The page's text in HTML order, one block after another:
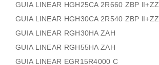
GUIA LINEAR HGH25CA 2R660 ZBP Ⅱ+ZZ
GUIA LINEAR HGH30CA 2R540 ZBP Ⅱ+ZZ
GUIA LINEAR RGH30HA ZAH
GUIA LINEAR RGH55HA ZAH
GUIA LINEAR EGR15R4000 C